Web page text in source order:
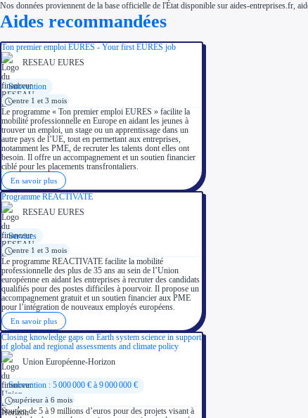
Nos données proviennent de la base officielle de l'État disponible sur aides-entreprises.fr,
Aides recommandées
Ton premier emploi EURES - Your first EURES job
RESEAU EURES
Subvention
entre 1 et 3 mois
Le programme « Ton premier emploi EURES » facilite la
mobilité professionnelle en Europe en aidant les jeunes à
trouver un emploi, un stage ou un apprentissage dans un
autre pays de l’UE, tout en permettant aux entreprises,
notamment les PME, de recruter les talents dont elles ont
besoin. Il offre un accompagnement et un soutien financier
ciblé pour les placements transfrontaliers.
En savoir plus
Programme REACTIVATE
RESEAU EURES
Services
entre 1 et 3 mois
Le programme REACTIVATE facilite la mobilité
professionnelle des plus de 35 ans au sein de l’Union
européenne en aidant les entreprises à recruter des candidats
qualifiés pour des postes difficiles à pourvoir. Il propose un
accompagnement gratuit et un soutien financier aux PME
pour l’intégration de nouveaux employés européens.
En savoir plus
Closing knowledge gaps on Earth system science in support
of global and regional assessments and climate policy
Union Européenne-Horizon
Subvention : 5 000 000 € à 9 000 000 €
supérieur à 6 mois
Soutien de 5 à 9 millions d’euros pour des projets visant à